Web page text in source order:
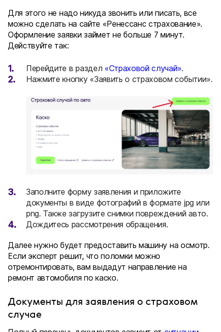
Для этого не надо никуда звонить или писать, все
можно сделать на сайте «Ренессанс страхование».
Оформление заявки займет не больше 7 минут.
Действуйте так:
Перейдите в раздел «Страховой случай».
Нажмите кнопку «Заявить о страховом событии».
Заполните форму заявления и приложите
документы в виде фотографий в формате jpg или
png. Также загрузите снимки повреждений авто.
Дождитесь рассмотрения обращения.
Далее нужно будет предоставить машину на осмотр.
Если эксперт решит, что поломки можно
отремонтировать, вам выдадут направление на
ремонт автомобиля по каско.
Документы для заявления о страховом
случае